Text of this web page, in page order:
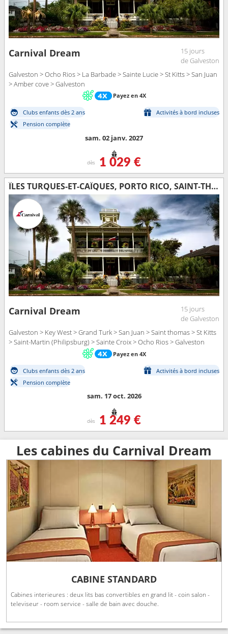
Carnival Dream
15 jours
de Galveston
Galveston > Ocho Rios > La Barbade > Sainte Lucie > St Kitts > San Juan
> Amber cove > Galveston
Payez en 4X
Clubs enfants dès 2 ans
Activités à bord incluses
Pension complète
sam. 02 janv. 2027
dès 1 029 €
ÎLES TURQUES-ET-CAÏQUES, PORTO RICO, SAINT-THOMAS, ANTIGUA-ET-BARBUDA, SAINT-MARTIN, SAINT-CROIX, JAMAÏQUE, ÉTATS-UNIS
Carnival Dream
15 jours
de Galveston
Galveston > Key West > Grand Turk > San Juan > Saint thomas > St Kitts
> Saint-Martin (Philipsburg) > Sainte Croix > Ocho Rios > Galveston
Payez en 4X
Clubs enfants dès 2 ans
Activités à bord incluses
Pension complète
sam. 17 oct. 2026
dès 1 249 €
Les cabines du Carnival Dream
CABINE STANDARD
Cabines interieures : deux lits bas convertibles en grand lit - coin salon -
televiseur - room service - salle de bain avec douche.